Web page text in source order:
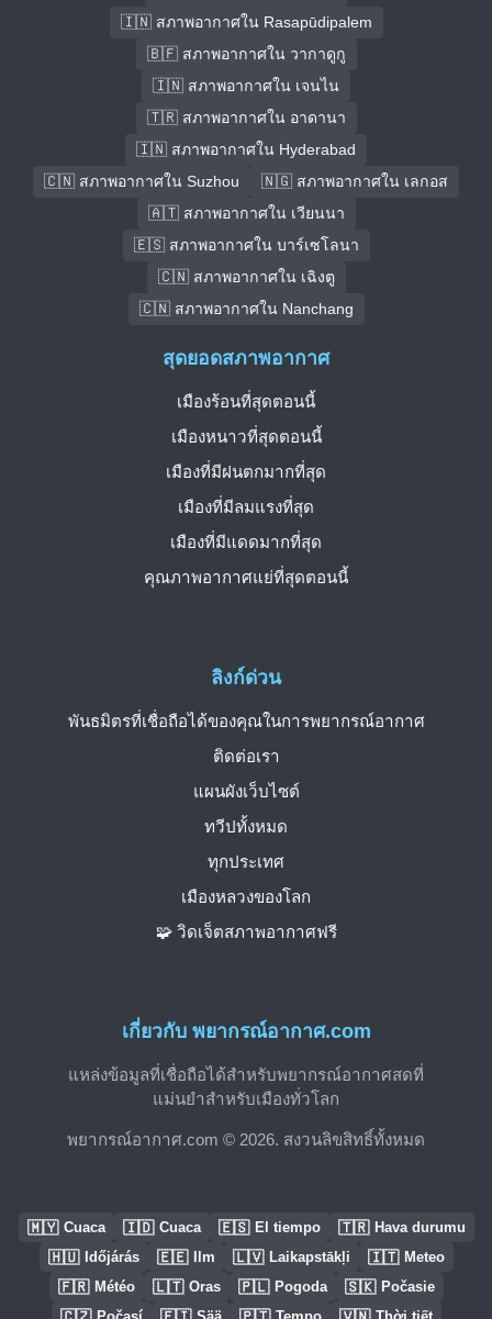
🇮🇳 สภาพอากาศใน Rasapūdipalem
🇧🇫 สภาพอากาศใน วากาดูกู
🇮🇳 สภาพอากาศใน เจนไน
🇹🇷 สภาพอากาศใน อาดานา
🇮🇳 สภาพอากาศใน Hyderabad
🇨🇳 สภาพอากาศใน Suzhou
🇳🇬 สภาพอากาศใน เลกอส
🇦🇹 สภาพอากาศใน เวียนนา
🇪🇸 สภาพอากาศใน บาร์เซโลนา
🇨🇳 สภาพอากาศใน เฉิงตู
🇨🇳 สภาพอากาศใน Nanchang
เกี่ยวกับ พยากรณ์อากาศ.com
แหล่งข้อมูลที่เชื่อถือได้สำหรับพยากรณ์อากาศสดที่
แม่นยำสำหรับเมืองทั่วโลก
พยากรณ์อากาศ.com © 2026. สงวนลิขสิทธิ์ทั้งหมด
ลิงก์ด่วน
พันธมิตรที่เชื่อถือได้ของคุณในการพยากรณ์อากาศ
ติดต่อเรา
แผนผังเว็บไซต์
ทวีปทั้งหมด
ทุกประเทศ
เมืองหลวงของโลก
🧩 วิดเจ็ตสภาพอากาศฟรี
สุดยอดสภาพอากาศ
เมืองร้อนที่สุดตอนนี้
เมืองหนาวที่สุดตอนนี้
เมืองที่มีฝนตกมากที่สุด
เมืองที่มีลมแรงที่สุด
เมืองที่มีแดดมากที่สุด
คุณภาพอากาศแย่ที่สุดตอนนี้
🇲🇾 Cuaca 🇮🇩 Cuaca 🇪🇸 El tiempo 🇹🇷 Hava durumu
🇭🇺 Időjárás 🇪🇪 Ilm 🇱🇻 Laikapstākļi 🇮🇹 Meteo
🇫🇷 Météo 🇱🇹 Oras 🇵🇱 Pogoda 🇸🇰 Počasie